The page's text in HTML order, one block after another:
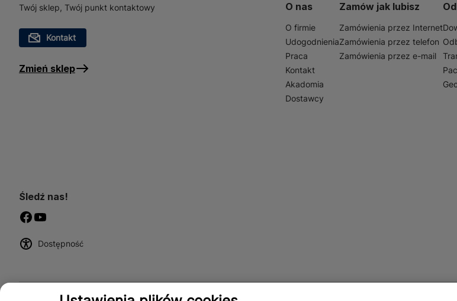
Twój sklep, Twój punkt kontaktowy
Kontakt
Zmień sklep
O nas
O firmie
Udogodnienia
Praca
Kontakt
Akadomia
Dostawcy
Zamów jak lubisz
Zamówienia przez Internet
Zamówienia przez telefon
Zamówienia przez e-mail
Śledź nas!
Dostępność